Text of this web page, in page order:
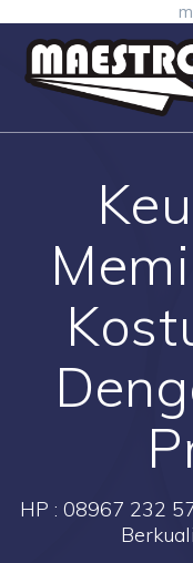
HP : 08967 232